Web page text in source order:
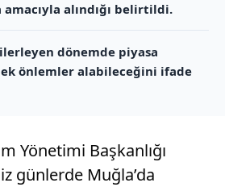
alındığı belirtildi.
ilerleyen dönemde piyasa
ek önlemler alabileceğini ifade
Yönetimi Başkanlığı
günlerde Muğla’da